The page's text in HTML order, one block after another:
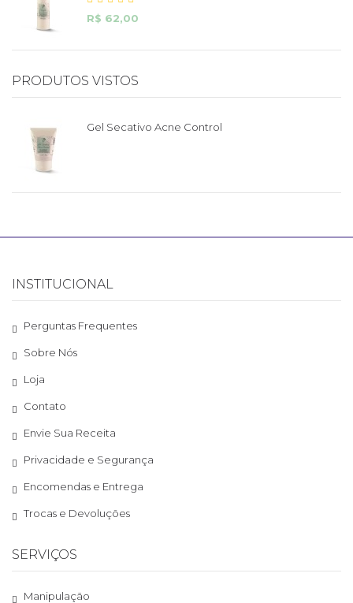
R$ 62,00
PRODUTOS VISTOS
Gel Secativo Acne Control
INSTITUCIONAL
Perguntas Frequentes
Sobre Nós
Loja
Contato
Envie Sua Receita
Privacidade e Segurança
Encomendas e Entrega
Trocas e Devoluções
SERVIÇOS
Manipulação